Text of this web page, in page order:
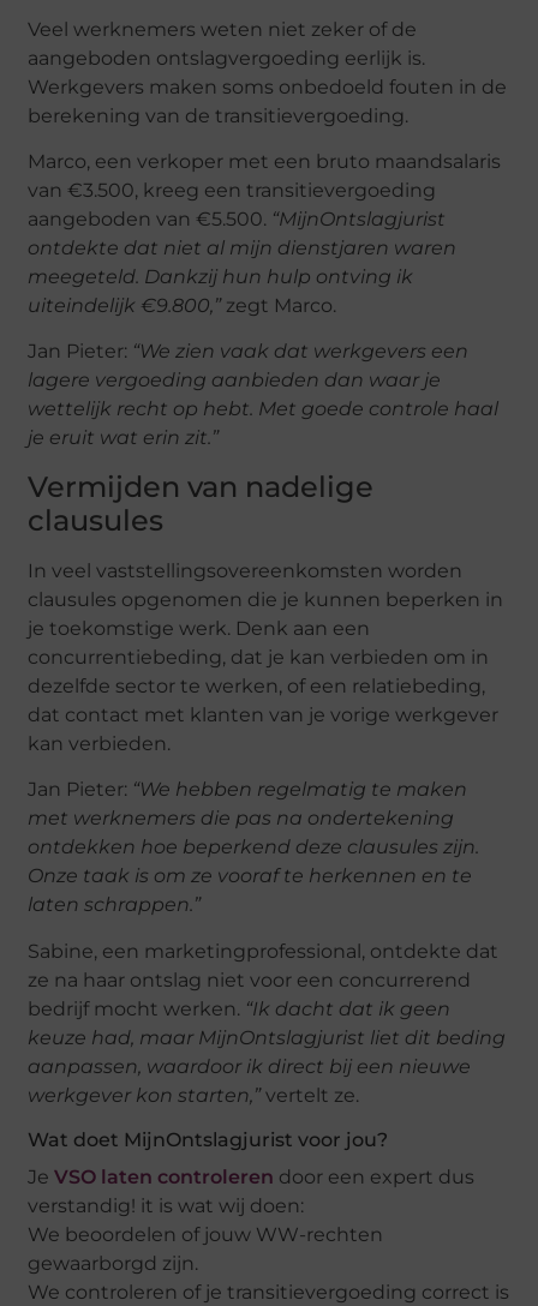
Veel werknemers weten niet zeker of de
aangeboden ontslagvergoeding eerlijk is.
Werkgevers maken soms onbedoeld fouten in de
berekening van de transitievergoeding.
Marco, een verkoper met een bruto maandsalaris
van €3.500, kreeg een transitievergoeding
aangeboden van €5.500. “MijnOntslagjurist
ontdekte dat niet al mijn dienstjaren waren
meegeteld. Dankzij hun hulp ontving ik
uiteindelijk €9.800,”zegt Marco.
Jan Pieter: “We zien vaak dat werkgevers een
lagere vergoeding aanbieden dan waar je
wettelijk recht op hebt. Met goede controle haal
je eruit wat erin zit.”
Vermijden van nadelige
clausules
In veel vaststellingsovereenkomsten worden
clausules opgenomen die je kunnen beperken in
je toekomstige werk. Denk aan een
concurrentiebeding, dat je kan verbieden om in
dezelfde sector te werken, of een relatiebeding,
dat contact met klanten van je vorige werkgever
kan verbieden.
Jan Pieter: “We hebben regelmatig te maken
met werknemers die pas na ondertekening
ontdekken hoe beperkend deze clausules zijn.
Onze taak is om ze vooraf te herkennen en te
laten schrappen.”
Sabine, een marketingprofessional, ontdekte dat
ze na haar ontslag niet voor een concurrerend
bedrijf mocht werken. “Ik dacht dat ik geen
keuze had, maar MijnOntslagjurist liet dit beding
aanpassen, waardoor ik direct bij een nieuwe
werkgever kon starten,”vertelt ze.
Wat doet MijnOntslagjurist voor jou?
JeVSO laten controleren door een expert dus
verstandig! it is wat wij doen:
We beoordelen of jouw WW-rechten
gewaarborgd zijn.
We controleren of je transitievergoeding correct is